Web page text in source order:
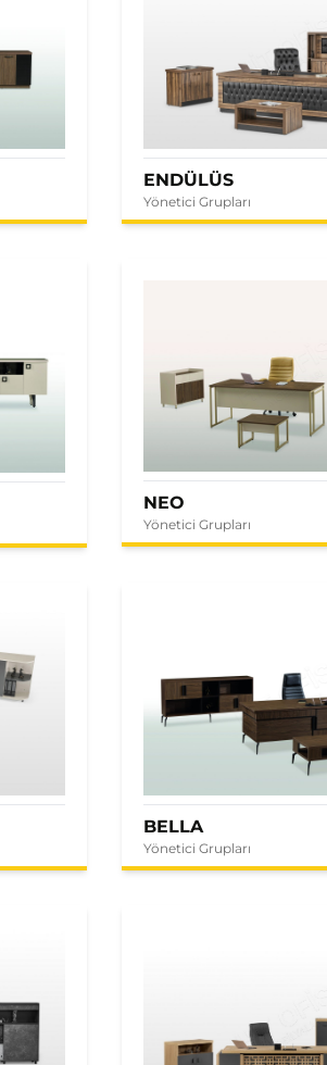
ENDÜLÜS
Yönetici Grupları
NEO
Yönetici Grupları
BELLA
Yönetici Grupları